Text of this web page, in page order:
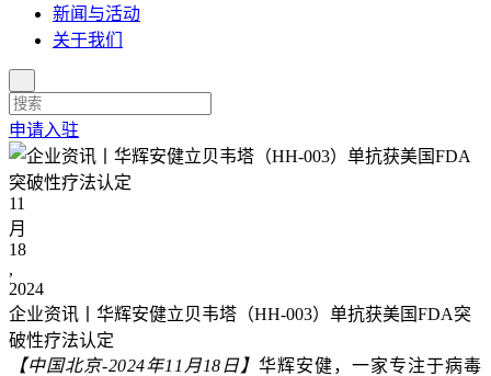
新闻与活动
关于我们
申请入驻
11
月
18
,
2024
企业资讯丨华辉安健立贝韦塔（HH-003）单抗获美国FDA突
破性疗法认定
【中国北京-2024年11月18日】华辉安健，一家专注于病毒